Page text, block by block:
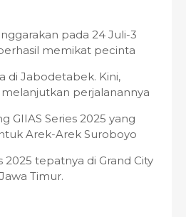
pada 24 Juli-3
memikat pecinta
di Jabodetabek. Kini,
perjalanannya
GIIAS Series 2025 yang
Arek-Arek Suroboyo
2025 tepatnya di Grand City
Timur.